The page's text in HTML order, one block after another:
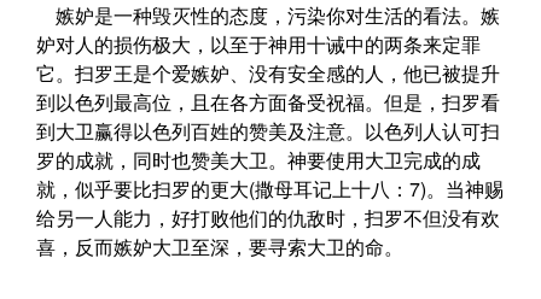
嫉妒是一种毁灭性的态度，污染你对生活的看法。嫉
妒对人的损伤极大，以至于神用十诫中的两条来定罪
它。扫罗王是个爱嫉妒、没有安全感的人，他已被提升
到以色列最高位，且在各方面备受祝福。但是，扫罗看
到大卫赢得以色列百姓的赞美及注意。以色列人认可扫
罗的成就，同时也赞美大卫。神要使用大卫完成的成
就，似乎要比扫罗的更大(撒母耳记上十八：7)。当神赐
给另一人能力，好打败他们的仇敌时，扫罗不但没有欢
喜，反而嫉妒大卫至深，要寻索大卫的命。